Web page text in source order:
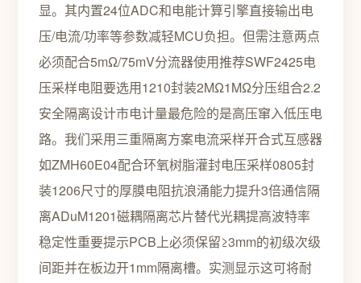
显。其内置24位ADC和电能计算引擎直接输出电
压/电流/功率等参数减轻MCU负担。但需注意两点
必须配合5mΩ/75mV分流器使用推荐SWF2425电
压采样电阻要选用1210封装2MΩ1MΩ分压组合2.2
安全隔离设计市电计量最危险的是高压窜入低压电
路。我们采用三重隔离方案电流采样开合式互感器
如ZMH60E04配合环氧树脂灌封电压采样0805封
装1206尺寸的厚膜电阻抗浪涌能力提升3倍通信隔
离ADuM1201磁耦隔离芯片替代光耦提高波特率
稳定性重要提示PCB上必须保留≥3mm的初级次级
间距并在板边开1mm隔离槽。实测显示这可将耐